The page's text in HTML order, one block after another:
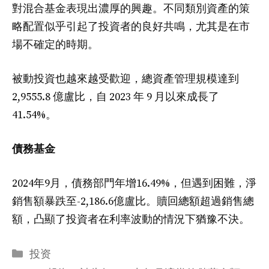
對混合基金表現出濃厚的興趣。不同類別資產的策
略配置似乎引起了投資者的良好共鳴，尤其是在市
場不確定的時期。
被動投資也越來越受歡迎，總資產管理規模達到
2,9555.8 億盧比，自 2023 年 9 月以來成長了
41.54%。
債務基金
2024年9月，債務部門年增16.49%，但遇到困難，淨
銷售額暴跌至-2,186.6億盧比。贖回總額超過銷售總
額，凸顯了投資者在利率波動的情況下猶豫不決。
分
投资